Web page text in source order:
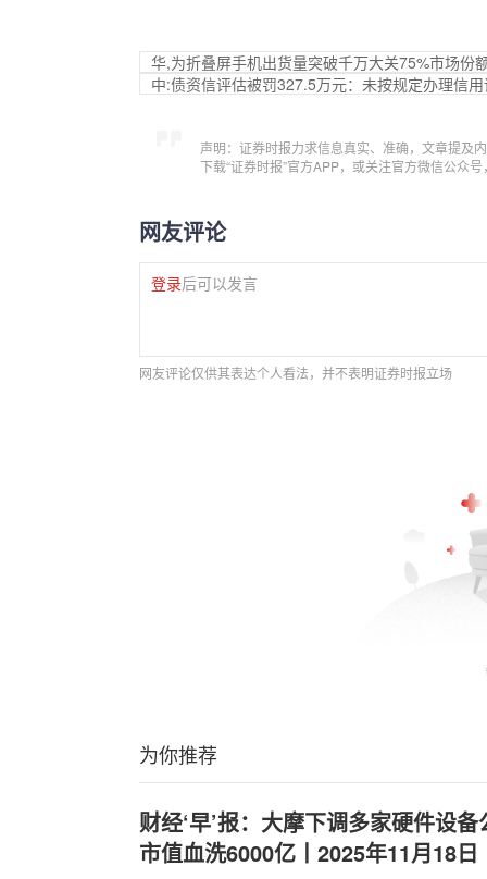
华,为折叠屏手机出货量突破千万大关75%市场份
中:债资信评估被罚327.5万元：未按规定办理信
声明：证券时报力求信息真实、准确，文章提及
下载“证券时报”官方APP，或关注官方微信公众
网友评论
登录后可以发言
网友评论仅供其表达个人看法，并不表明证券时报立场
为你推荐
财经‘早’报：大摩下调多家硬件设
市值血洗6000亿丨2025年11月18日